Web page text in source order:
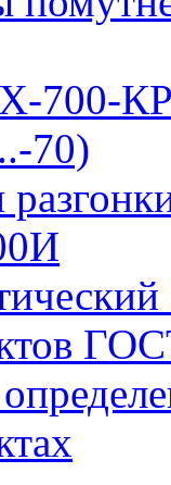
700-
70)